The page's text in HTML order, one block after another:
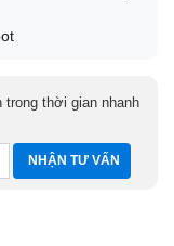
thời gian nhanh